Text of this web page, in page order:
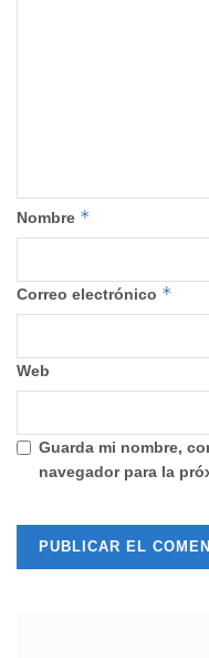
Nombre *
Correo electrónico *
Web
Guarda mi nombre,
navegador para la